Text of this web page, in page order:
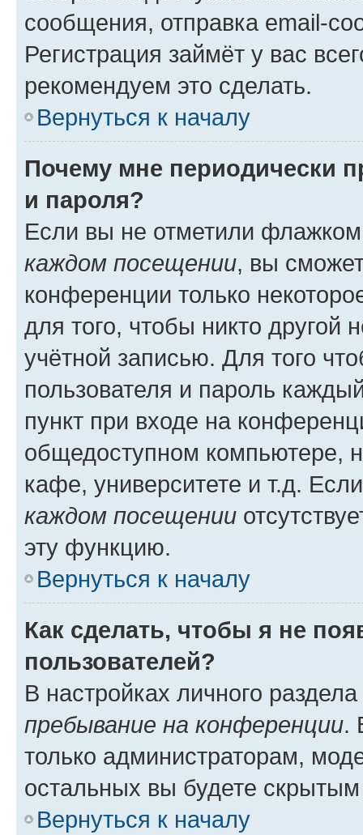
сообщения, отправка email-
Регистрация займёт у вас
рекомендуем это сделать.
Вернуться к началу
Почему мне периодически
и пароля?
Если вы не отметили
каждом посещении, вы
конференции только
для того, чтобы никто другой
учётной записью. Для того
пользователя и пароль
пункт при входе на
общедоступном компьютере,
кафе, университете и т.д.
каждом посещении
эту функцию.
Вернуться к началу
Как сделать, чтобы я не
пользователей?
В настройках личного
пребывание на конференции.
только администраторам,
остальных вы будете
Вернуться к началу